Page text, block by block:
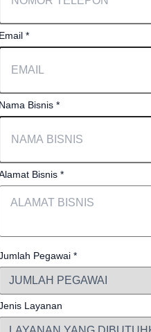
Email *
Nama Bisnis *
Bisnis *
Pegawai *
Layanan